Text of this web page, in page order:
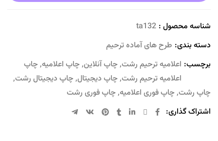
شناسه محصول : ta132
دسته بندی: طرح های آماده ترحیم
برچسب: اعلامیه ترحیم رشت,چاپ آنلاین,چاپ اعلامیه,چاپ
اعلامیه ترحیم رشت,چاپ دیجیتال,چاپ دیجیتال رشت,
چاپ رشت,چاپ فوری اعلامیه,چاپ فوری رشت
اشتراک گذاری: